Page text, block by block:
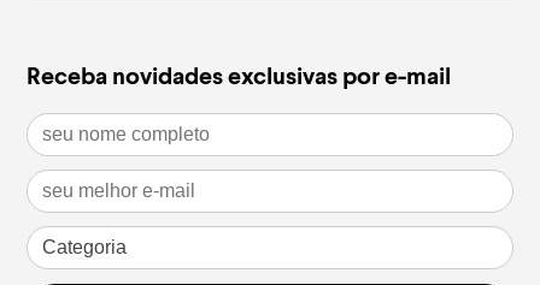
Receba novidades exclusivas por e-mail